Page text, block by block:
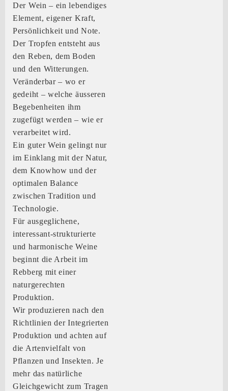
Der Wein – ein lebendiges
Element, eigener Kraft,
Persönlichkeit und Note.
Der Tropfen entsteht aus
den Reben, dem Boden
und den Witterungen.
Veränderbar – wo er
gedeiht – welche äusseren
Begebenheiten ihm
zugefügt werden – wie er
verarbeitet wird.
Ein guter Wein gelingt nur
im Einklang mit der Natur,
dem Knowhow und der
optimalen Balance
zwischen Tradition und
Technologie.
Für ausgeglichene,
interessant-strukturierte
und harmonische Weine
beginnt die Arbeit im
Rebberg mit einer
naturgerechten
Produktion.
Wir produzieren nach den
Richtlinien der Integrierten
Produktion und achten auf
die Artenvielfalt von
Pflanzen und Insekten. Je
mehr das natürliche
Gleichgewicht zum Tragen